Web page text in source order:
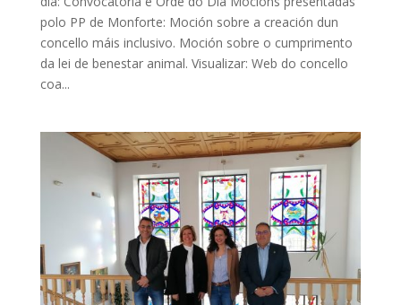
polo PP de Monforte: Moción sobre a creación dun
concello máis inclusivo. Moción sobre o cumprimento
da lei de benestar animal. Visualizar: Web do concello
coa...